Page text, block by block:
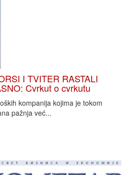
I TVITER RASTALI
Cvrkut o cvrkutu
kompanija kojima je tokom
pažnja već...